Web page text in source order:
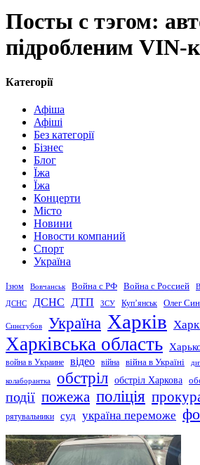
Посты с тэгом:
підробленим VIN-
Категорії
Афіша
Афіші
Без категорії
Бізнес
Блог
Їжа
Їжа
Концерти
Місто
Новини
Новости компаний
Спорт
Україна
Ізюм Вовчанськ Война с РФ Война с Россией
ДСНС ДСНС ДТП ЗСУ Купʼянськ Олег
Синєгубов Україна Харків
Харківська область
война в Украине відео війна війна в Україні
колаборантка обстріл обстріл Харкова
події пожежа поліція
рятувальники
суд україна переможе